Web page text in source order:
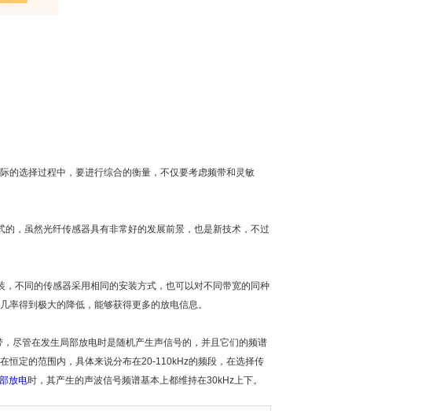
的选择过程中，要进行综合的衡量，不仅要考虑频带和灵敏
，虽然光纤传感器具有非常好的发展前景，也是新技术，不过
，不同的传感器采用相同的安装方式，也可以对不同带宽的同种
得到极大的降低，能够获得更多的放电信息。
尽管在发生局部放电时是随机产生声信号的，并且它们的频谱
恒定的范围内，具体来说分布在20-110kHz的频段，在选择传
放电时，其产生的声波信号频谱基本上都维持在30kHz上下。